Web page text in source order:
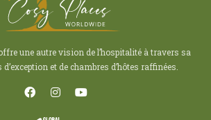
une autre vision de l’hospitalité à travers sa
d’exception et de chambres d’hôtes raffinées.